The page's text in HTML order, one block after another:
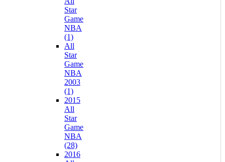
Star
Game
NBA
(1)
All
Star
Game
NBA
2003
(1)
2015
All
Star
Game
NBA
(28)
2016